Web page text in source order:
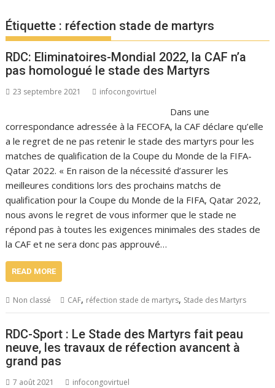
Étiquette : réfection stade de martyrs
RDC: Eliminatoires-Mondial 2022, la CAF n’a
pas homologué le stade des Martyrs
23 septembre 2021 infocongovirtuel
Dans une
correspondance adressée à la FECOFA, la CAF déclare qu’elle
a le regret de ne pas retenir le stade des martyrs pour les
matches de qualification de la Coupe du Monde de la FIFA-
Qatar 2022. « En raison de la nécessité d’assurer les
meilleures conditions lors des prochains matchs de
qualification pour la Coupe du Monde de la FIFA, Qatar 2022,
nous avons le regret de vous informer que le stade ne
répond pas à toutes les exigences minimales des stades de
la CAF et ne sera donc pas approuvé…
READ MORE
Non classé CAF, réfection stade de martyrs, Stade des Martyrs
RDC-Sport : Le Stade des Martyrs fait peau
neuve, les travaux de réfection avancent à
grand pas
7 août 2021 infocongovirtuel